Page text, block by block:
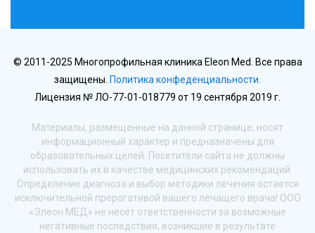
© 2011-2025 Многопрофильная клиника Eleon Med. Все права
защищены. Политика конфеденциальности.
Лицензия № ЛО-77-01-018779 от 19 сентября 2019 г.
Материалы, размещенные на данной странице, носят
информационный характер и предназначены для
образовательных целей. Посетители сайта не должны
использовать их в качестве медицинских рекомендаций.
Определение диагноза и выбор методики лечения остается
исключительной прерогативой вашего лечащего врача! ООО
«Элеон МЕД» не несёт ответственности за возможные
негативные последствия, возникшие в результате